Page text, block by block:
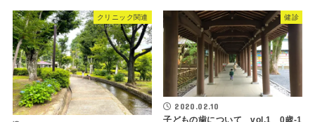
クリニック関連 健診
2020.02.10
子どもの歯について vol.1 0歳-1